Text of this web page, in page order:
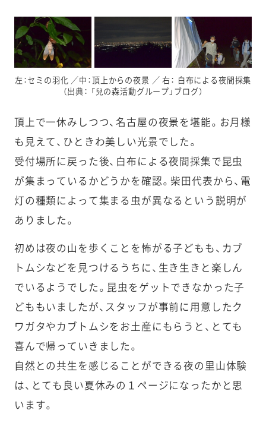
左：セミの羽化 ／中：頂上からの夜景 ／ 右： 白布による夜間採集
（出典： 「兒の森活動グループ」ブログ）
頂上で一休みしつつ、名古屋の夜景を堪能。お月様
も見えて、ひときわ美しい光景でした。
受付場所に戻った後、白布による夜間採集で昆虫
が集まっているかどうかを確認。柴田代表から、電
灯の種類によって集まる虫が異なるという説明が
ありました。
初めは夜の山を歩くことを怖がる子どもも、カブ
トムシなどを見つけるうちに、生き生きと楽しん
でいるようでした。昆虫をゲットできなかった子
どももいましたが、スタッフが事前に用意したク
ワガタやカブトムシをお土産にもらうと、とても
喜んで帰っていきました。
自然との共生を感じることができる夜の里山体験
は、とても良い夏休みの１ページになったかと思
います。